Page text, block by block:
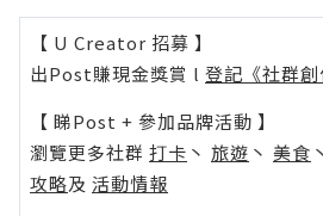
【 U Creator 招募 】
出Post賺現金獎賞 l 登記《社群創
【 睇Post + 參加品牌活動 】
瀏覽更多社群 打卡 丶 旅遊 丶 美食 丶
攻略及 活動情報